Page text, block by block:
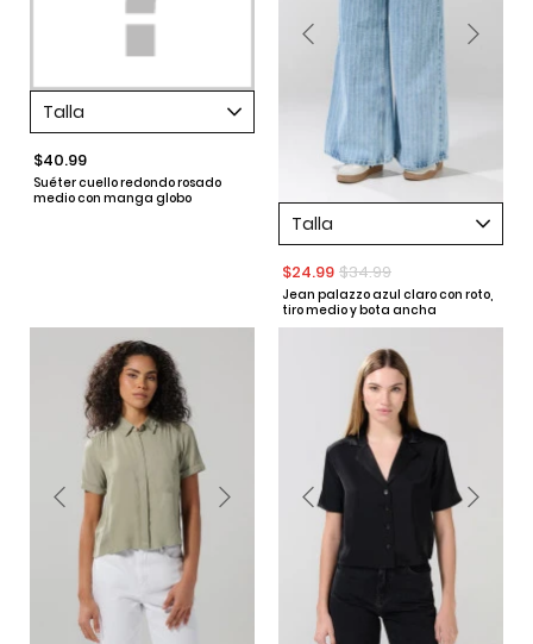
Talla
$40.99
Suéter cuello redondo rosado
medio con manga globo
Talla
$24.99 $34.99
Jean palazzo azul claro con roto,
tiro medio y bota ancha